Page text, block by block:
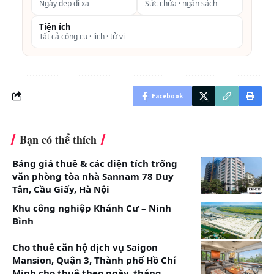
1. Review dịch vụ tham quan vườn thú
Safari Mường Thanh Diễn Lâm và vườn thú
cưng có gì, giá bao nhiêu-mới nhất
Giá vé tham
Giá vé tham
Người lớn (Áp
dụng có chiều
cao từ 1,4m trở
lên)
Từ 100.000
VNĐ/vé
Từ 120.000
VNĐ/vé
Trẻ em (có
chiều cao từ
Từ 80.000
VNĐ/vé
Từ 90.000
VNĐ/vé
Ngày đẹp đi xa Sức chứa · ngân sách
Tiện ích
Tất cả công cụ · lịch · tử vi
Facebook
Bạn có thể thích
Bảng giá thuê & các diện tích trống
văn phòng tòa nhà Sannam 78 Duy
Tân, Cầu Giấy, Hà Nội
Khu công nghiệp Khánh Cư – Ninh
Bình
Cho thuê căn hộ dịch vụ Saigon
Mansion, Quận 3, Thành phố Hồ Chí